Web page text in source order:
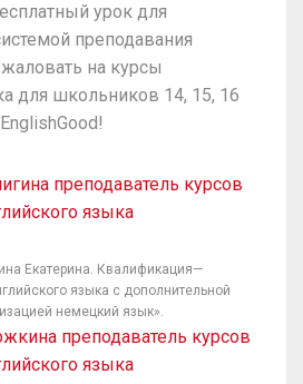
урок для
преподавания
на курсы
для школьников 14, 15, 16
Екатерина. Квалификация—
языка с дополнительной
немецкий язык».